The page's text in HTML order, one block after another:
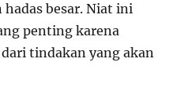
besar. Niat ini
penting karena
tindakan yang akan